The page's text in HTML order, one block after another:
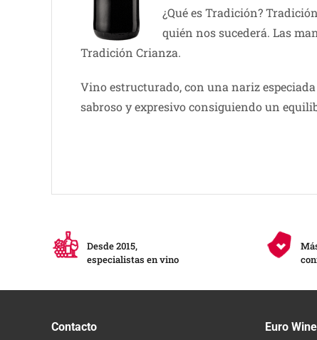
¿Qué es Tradición?
quién nos sucederá. Las
Tradición Crianza.
Vino estructurado, con una nariz
sabroso y expresivo consiguiendo un
Desde 2015,
especialistas en vino
Contacto Euro